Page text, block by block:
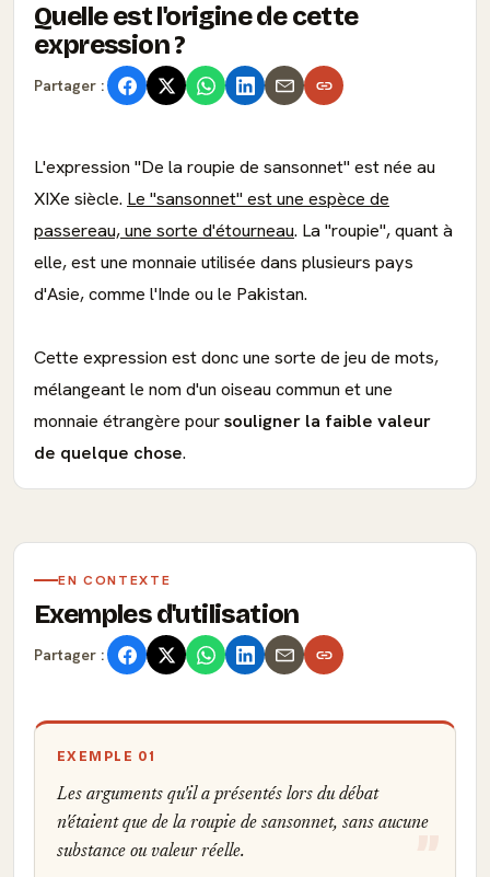
Quelle est l'origine de cette
expression ?
Partager :
L'expression "De la roupie de sansonnet" est née au
XIXe siècle. Le "sansonnet" est une espèce de
passereau, une sorte d'étourneau. La "roupie", quant à
elle, est une monnaie utilisée dans plusieurs pays
d'Asie, comme l'Inde ou le Pakistan.
Cette expression est donc une sorte de jeu de mots,
mélangeant le nom d'un oiseau commun et une
monnaie étrangère poursouligner la faible valeur
de quelque chose.
EN CONTEXTE
Exemples d'utilisation
Partager :
EXEMPLE 01
Les arguments qu'il a présentés lors du débat
n'étaient que de la roupie de sansonnet, sans aucune
substance ou valeur réelle.